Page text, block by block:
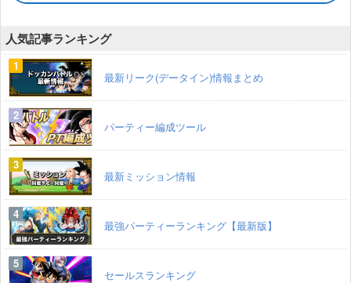
人気記事ランキング
最新リーク(データイン)情報まとめ
パーティー編成ツール
最新ミッション情報
最強パーティーランキング【最新版】
セールスランキング